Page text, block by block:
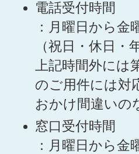
電話受付時間
：月曜日から
（祝日・休日・
上記時間外には
のご用件には対
おかけ間違いの
窓口受付時間
：月曜日から